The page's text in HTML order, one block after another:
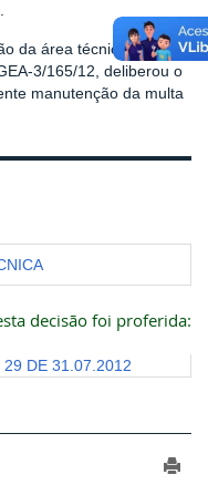
da área técnica,
3/165/12, deliberou o
manutenção da multa
decisão foi proferida:
29 DE 31.07.2012